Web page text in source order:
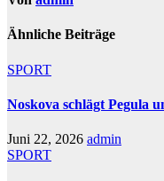
Ähnliche Beiträge
SPORT
Noskova schlägt Pegula
Juni 22, 2026 admin
SPORT